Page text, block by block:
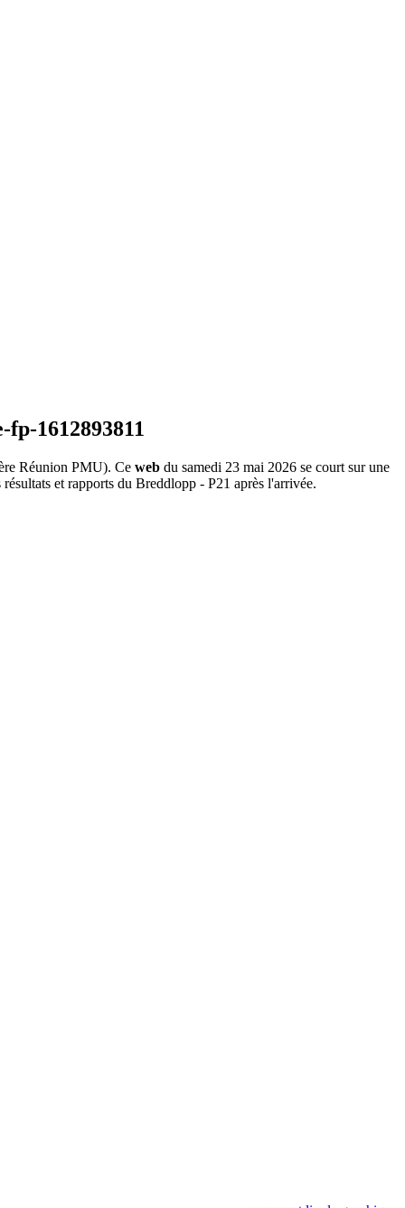
Réunion PMU). Ce web du samedi 23 mai 2026 se court sur une
et rapports du Breddlopp - P21 après l'arrivée.